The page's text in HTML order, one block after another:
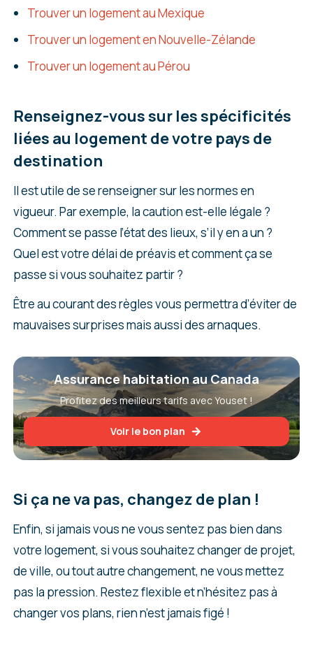
Trouver un logement au Mexique
Trouver un logement en Nouvelle-Zélande
Trouver un logement au Pérou
Renseignez-vous sur les spécificités
liées au logement de votre pays de
destination
Il est utile de se renseigner sur les normes en
vigueur. Par exemple, la caution est-elle légale ?
Comment se passe l’état des lieux, s’il y en a un ?
Quel est votre délai de préavis et comment ça se
passe si vous souhaitez partir ?
Être au courant des règles vous permettra d’éviter de
mauvaises surprises mais aussi des arnaques.
Assurance habitation au Canada
Profitez des meilleurs tarifs avec Youset !
Voir le bon plan
Si ça ne va pas, changez de plan !
Enfin, si jamais vous ne vous sentez pas bien dans
votre logement, si vous souhaitez changer de projet,
de ville, ou tout autre changement, ne vous mettez
pas la pression. Restez flexible et n’hésitez pas à
changer vos plans, rien n’est jamais figé !